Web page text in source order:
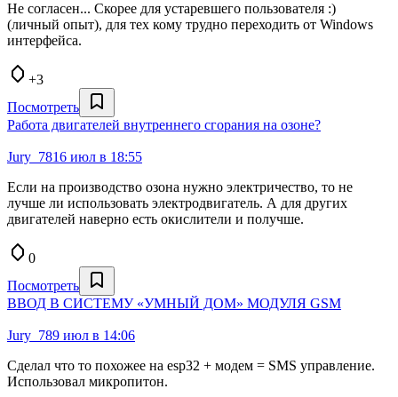
Не согласен... Скорее для устаревшего пользователя :)
(личный опыт), для тех кому трудно переходить от Windows
интерфейса.
+3
Посмотреть
Работа двигателей внутреннего сгорания на озоне?
Jury_7816 июл в 18:55
Если на производство озона нужно электричество, то не
лучше ли использовать электродвигатель. А для других
двигателей наверно есть окислители и получше.
0
Посмотреть
ВВОД В СИСТЕМУ «УМНЫЙ ДОМ» МОДУЛЯ GSM
Jury_789 июл в 14:06
Сделал что то похожее на esp32 + модем = SMS управление.
Использовал микропитон.